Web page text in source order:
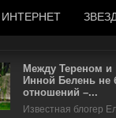
ИНТЕРНЕТ
Между Тереном и
Инной Белень не
отношений –...
Известная блогер